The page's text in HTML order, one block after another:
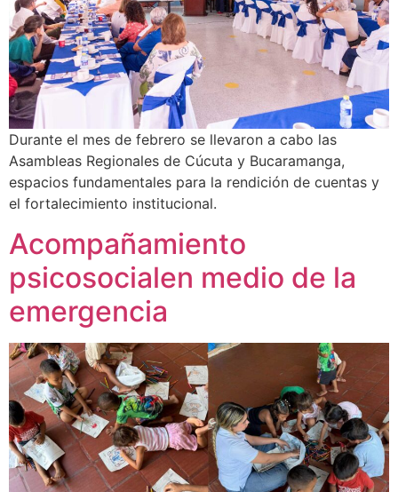
Durante el mes de febrero se llevaron a cabo las
Asambleas Regionales de Cúcuta y Bucaramanga,
espacios fundamentales para la rendición de cuentas y
el fortalecimiento institucional.
Acompañamiento
psicosocialen medio de la
emergencia